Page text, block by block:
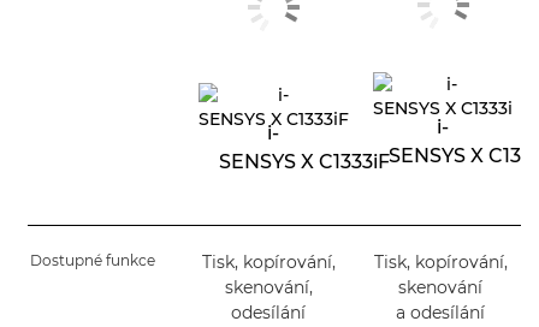
i-
SENSYS X C1333iF
i-
SENSYS X
Dostupné funkce
Tisk, kopírování,
skenování,
odesílání
Tisk, kopírování,
skenování
a odesílání